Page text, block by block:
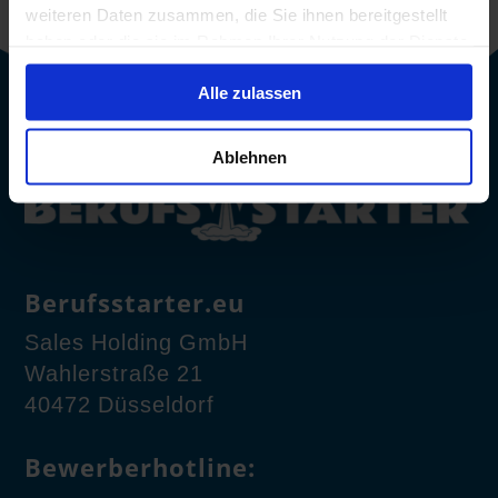
weiteren Daten zusammen, die Sie ihnen bereitgestellt
gesammelt haben.
Alle zulassen
Ablehnen
Berufsstarter.eu
Sales Holding GmbH
Wahlerstraße 21
40472 Düsseldorf
Bewerberhotline: